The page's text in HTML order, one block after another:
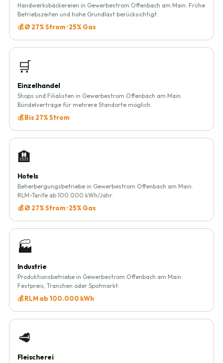
Handwerksbäckereien in Gewerbestrom Offenbach am Main. Frühe
Betriebszeiten und hohe Grundlast berücksichtigt.
💰 Ø 27% Strom · 25% Gas
🛒
Einzelhandel
Shops und Filialisten in Gewerbestrom Offenbach am Main.
Bündelverträge für mehrere Standorte möglich.
💰 Bis 27% Strom
🏨
Hotels
Beherbergungsbetriebe in Gewerbestrom Offenbach am Main.
RLM-Tarife ab 100.000 kWh/Jahr.
💰 Ø 27% Strom · 25% Gas
🏭
Industrie
Produktionsbetriebe in Gewerbestrom Offenbach am Main.
Festpreis, Tranchen oder Spotmarkt.
💰 RLM ab 100.000 kWh
🥩
Fleischerei